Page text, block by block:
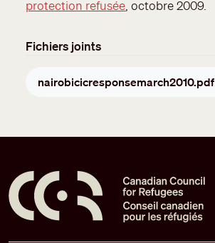
protection refusée, octobre 2009.
Fichiers joints
nairobicicresponsemarch2010.pdf